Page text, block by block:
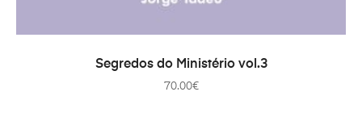
ADAUGĂ ÎN COȘ
Segredos do Ministério vol.3
70.00€